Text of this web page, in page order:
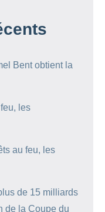
Bent obtient la
les
au feu, les
de 15 milliards
de la Coupe du